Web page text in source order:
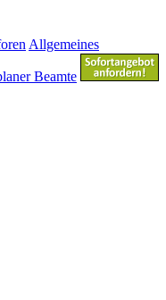
Allgemeines
Beamte